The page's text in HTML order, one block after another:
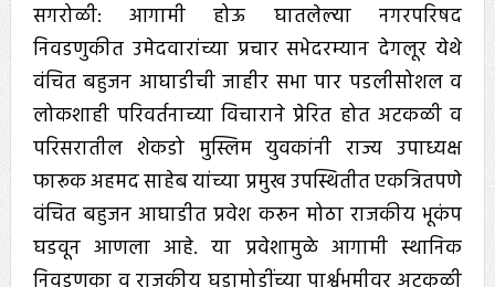
सगरोळी: आगामी होऊ घातलेल्या नगरपरिषद
निवडणुकीत उमेदवारांच्या प्रचार सभेदरम्यान देगलूर येथे
वंचित बहुजन आघाडीची जाहीर सभा पार पडलीसोशल व
लोकशाही परिवर्तनाच्या विचाराने प्रेरित होत अटकळी व
परिसरातील शेकडो मुस्लिम युवकांनी राज्य उपाध्यक्ष
फारूक अहमद साहेब यांच्या प्रमुख उपस्थितीत एकत्रितपणे
वंचित बहुजन आघाडीत प्रवेश करून मोठा राजकीय भूकंप
घडवून आणला आहे. या प्रवेशामुळे आगामी स्थानिक